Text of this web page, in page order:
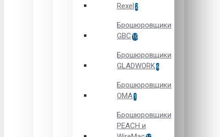
Rexel 2
Брошюровщики
GBC 10
Брошюровщики
GLADWORK 6
Брошюровщики
OMA 1
Брошюровщики
PEACH и